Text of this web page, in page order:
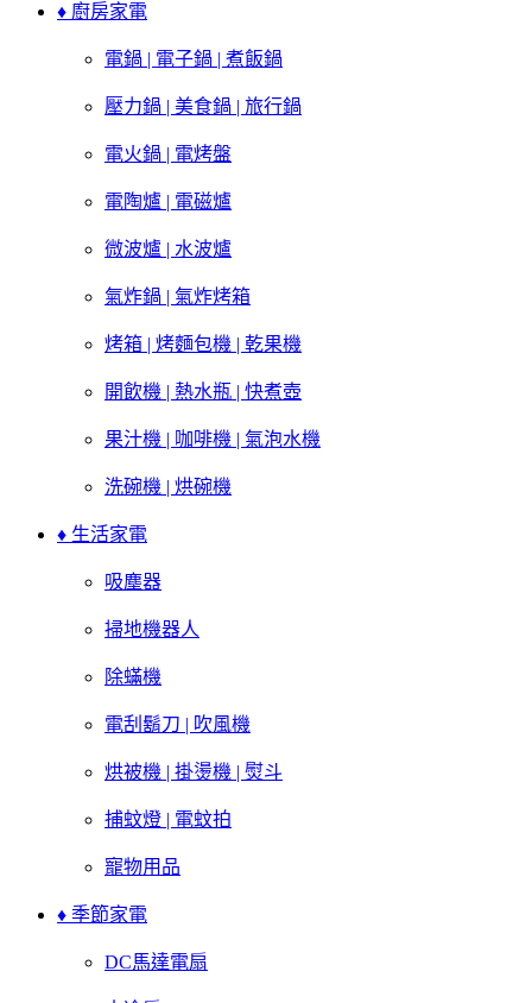
♦ 廚房家電
電鍋 | 電子鍋 | 煮飯鍋
壓力鍋 | 美食鍋 | 旅行鍋
電火鍋 | 電烤盤
電陶爐 | 電磁爐
微波爐 | 水波爐
氣炸鍋 | 氣炸烤箱
烤箱 | 烤麵包機 | 乾果機
開飲機 | 熱水瓶 | 快煮壺
果汁機 | 咖啡機 | 氣泡水機
洗碗機 | 烘碗機
♦ 生活家電
吸塵器
掃地機器人
除蟎機
電刮鬍刀 | 吹風機
烘被機 | 掛燙機 | 熨斗
捕蚊燈 | 電蚊拍
寵物用品
♦ 季節家電
DC馬達電扇